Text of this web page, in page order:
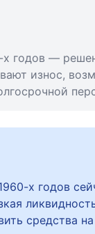
годов —
износ,
х годов
средства